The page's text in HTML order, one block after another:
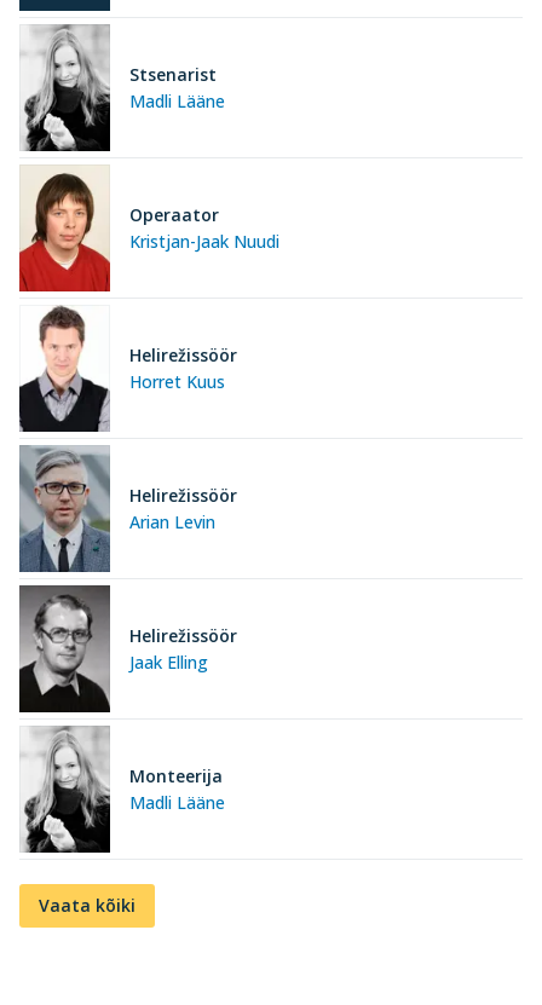
Madli Lääne
Stsenarist
Kristjan-Jaak Nuudi
Operaator
Horret Kuus
Helirežissöör
Arian Levin
Helirežissöör
Jaak Elling
Helirežissöör
Madli Lääne
Monteerija
Vaata kõiki